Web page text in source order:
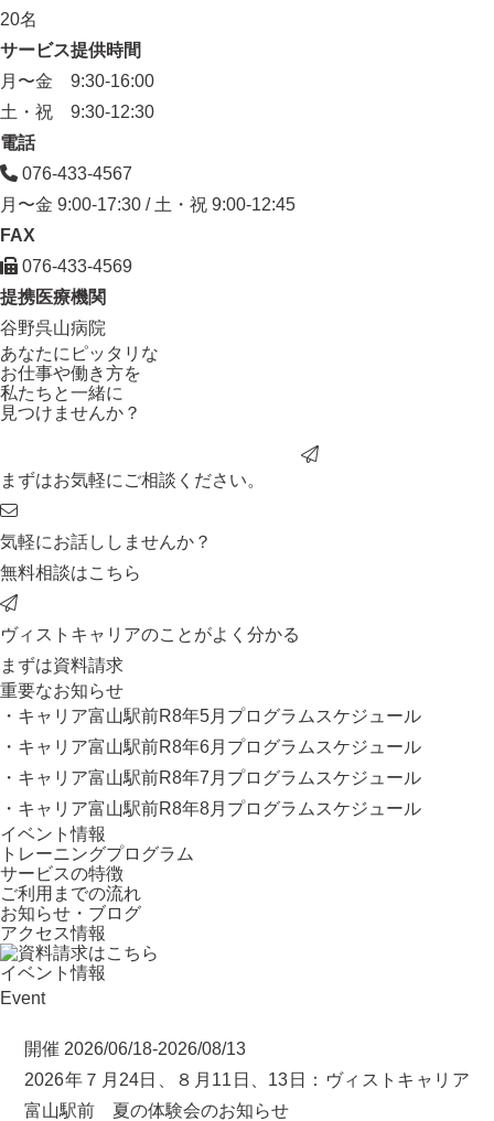
20名
サービス提供時間
月〜金 9:30-16:00
土・祝 9:30-12:30
電話
076-433-4567
月〜金 9:00-17:30 / 土・祝 9:00-12:45
FAX
076-433-4569
提携医療機関
谷野呉山病院
あなたにピッタリ な
お仕事や働き方を
私たちと一緒に
見つけませんか？
まずはお気軽にご相談ください。
気軽にお話ししませんか？
無料相談はこちら
ヴィストキャリアのことがよく分かる
まずは資料請求
重要なお知らせ
・キャリア富山駅前R8年5月プログラムスケジュール
・キャリア富山駅前R8年6月プログラムスケジュール
・キャリア富山駅前R8年7月プログラムスケジュール
・キャリア富山駅前R8年8月プログラムスケジュール
イベント情報
トレーニングプログラム
サービスの特徴
ご利用までの流れ
お知らせ・ブログ
アクセス情報
イベント情報
Event
開催 2026/06/18-2026/08/13
2026年７月24日、８月11日、13日：ヴィストキャリア
富山駅前 夏の体験会のお知らせ